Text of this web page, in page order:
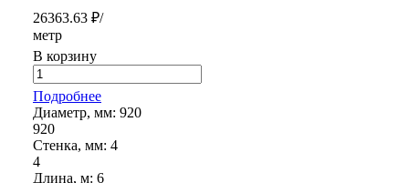
26363.63 ₽/
метр
В корзину
Подробнее
Диаметр, мм: 920
920
Стенка, мм: 4
4
Длина, м: 6